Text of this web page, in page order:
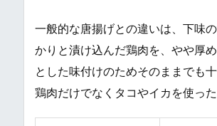
一般的な唐揚げとの違いは、下味
かりと漬け込んだ鶏肉を、やや厚
とした味付けのためそのままでも
鶏肉だけでなくタコやイカを使っ